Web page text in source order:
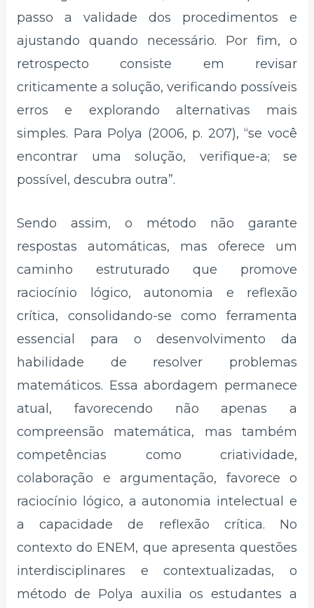
passo a validade dos procedimentos e
ajustando quando necessário. Por fim, o
retrospecto consiste em revisar
criticamente a solução, verificando possíveis
erros e explorando alternativas mais
simples. Para Polya (2006, p. 207), “se você
encontrar uma solução, verifique-a; se
possível, descubra outra”.
Sendo assim, o método não garante
respostas automáticas, mas oferece um
caminho estruturado que promove
raciocínio lógico, autonomia e reflexão
crítica, consolidando-se como ferramenta
essencial para o desenvolvimento da
habilidade de resolver problemas
matemáticos. Essa abordagem permanece
atual, favorecendo não apenas a
compreensão matemática, mas também
competências como criatividade,
colaboração e argumentação, favorece o
raciocínio lógico, a autonomia intelectual e
a capacidade de reflexão crítica. No
contexto do ENEM, que apresenta questões
interdisciplinares e contextualizadas, o
método de Polya auxilia os estudantes a